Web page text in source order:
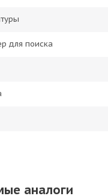
для поиска
аналоги